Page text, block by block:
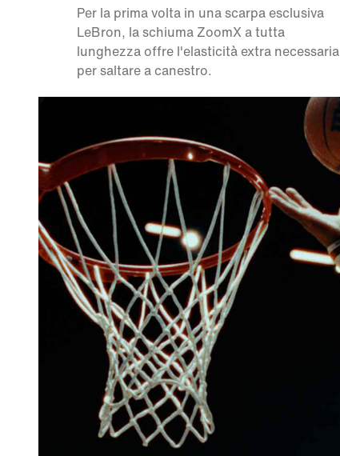
Per la prima volta in una scarpa esclusiva
LeBron, la schiuma ZoomX a tutta
lunghezza offre l'elasticità extra necessaria
per saltare a canestro.